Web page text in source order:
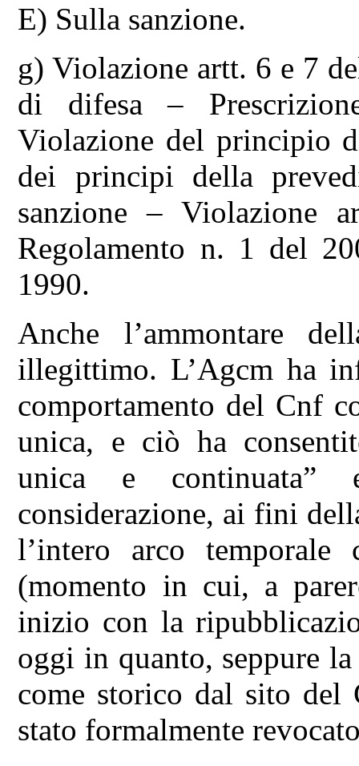
E) Sulla sanzione.
g) Violazione artt. 6 e 7
di difesa –
Violazione del principio
dei principi della
sanzione – Violazione
Regolamento n. 1 del
1990.
Anche l’ammontare
illegittimo. L’Agcm ha
comportamento del Cnf
unica, e ciò ha
unica e
considerazione, ai fini
l’intero arco
(momento in cui, a
inizio con la
oggi in quanto, seppure
come storico dal sito
stato formalmente